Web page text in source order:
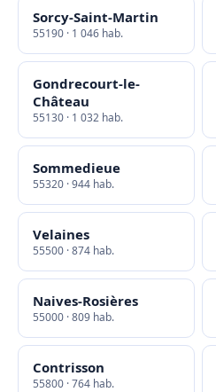
Sorcy-Saint-Martin
55190 · 1 046 hab.
Gondrecourt-le-
Château
55130 · 1 032 hab.
Sommedieue
55320 · 944 hab.
Velaines
55500 · 874 hab.
Naives-Rosières
55000 · 809 hab.
Contrisson
55800 · 764 hab.